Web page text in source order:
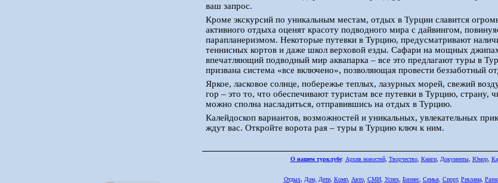
ваш запрос.
Кроме экскурсий по уникальным местам, отдых в Турции славится
активного отдыха оценят красоту подводного мира с дайвингом,
парапланеризмом. Некоторые путевки в Турцию, предусматривают
теннисных кортов и даже школ верховой езды. Сафари на мощных
впечатляющий подводный мир аквапарка – все это предлагают туры в
призвана система «все включено», позволяющая провести беззаботный
Яркое, ласковое солнце, побережье теплых, лазурных морей, свежий
гор – это то, что обеспечивают туристам все путевки в Турцию, страну,
можно сполна насладиться, отправившись на отдых в Турцию.
Калейдоскоп вариантов, возможностей и уникальных, увлекательных
ждут вас. Откройте ворота рая – туры в Турцию ключ к ним.
О нашем турклубе: Архив новостей, Творчество, Книги, Документы, Юмор,
Отдых, Дом, Дети, Комп, Авто, СМИ, Успех, Бизнес, Семья, Спорт, Реклама,